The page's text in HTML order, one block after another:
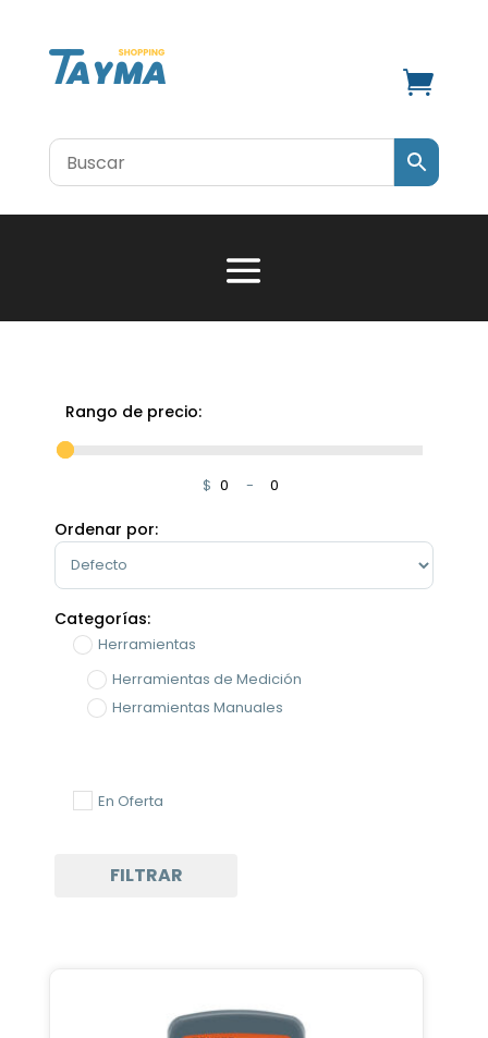

Rango de precio:
$ Minimum Price
-
Maximum Price
Ordenar por:
Sort Products
Categorías:
Herramientas
Herramientas de Medición
Herramientas Manuales
En Oferta
FILTRAR